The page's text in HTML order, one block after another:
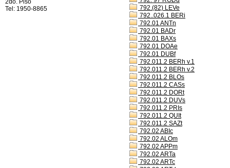
792.(82) LEVe
792..026.1 BERi
792.01 ANTn
792.01 BADr
792.01 BAXs
792.01 DOAe
792.01 DUBf
792.011.2 BERh v.1
792.011.2 BERh v.2
792.011.2 BLOs
792.011.2 CASs
792.011.2 DORt
792.011.2 DUVs
792.011.2 PRIs
792.011.2 QUIt
792.011.2 SAZt
792.02 ABIc
792.02 ALOm
792.02 APPm
792.02 ARTa
792.02 ARTc
2do. Piso
Tel: 1950-8865